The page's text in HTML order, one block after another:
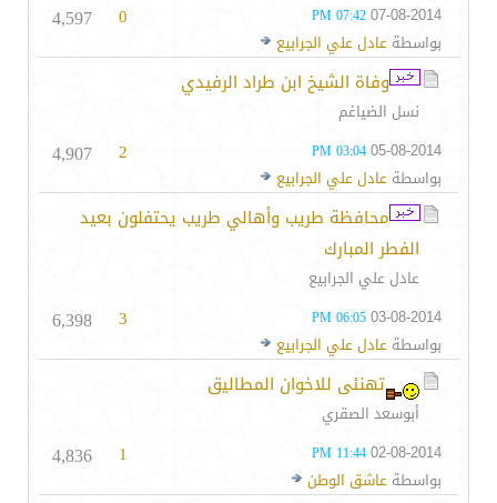
07-08-2014
07:42 PM
بواسطة عادل علي الجرابيع
0
4,597
وفاة الشيخ ابن طراد الرفيدي
نسل الضياغم
05-08-2014
03:04 PM
بواسطة عادل علي الجرابيع
2
4,907
محافظة طريب وأهالي طريب يحتفلون بعيد
الفطر المبارك
عادل علي الجرابيع
03-08-2014
06:05 PM
بواسطة عادل علي الجرابيع
3
6,398
تهنئى للاخوان المطاليق
أبوسعد الصقري
02-08-2014
11:44 PM
بواسطة عاشق الوطن
1
4,836